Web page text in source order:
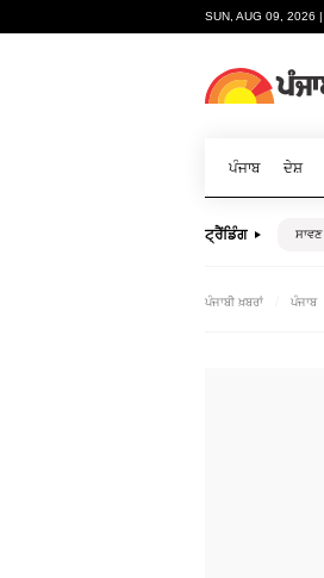
SUN, AUG 09, 2026
ਪੰਜਾਬ ਦੇਸ਼
ਟ੍ਰੈਂਡਿੰਗ
ਪੰਜਾਬੀ ਖ਼ਬਰਾਂ ਪੰਜਾਬ